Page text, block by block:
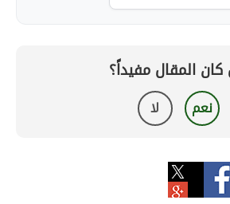
المقال مفيداً؟
نعم لا